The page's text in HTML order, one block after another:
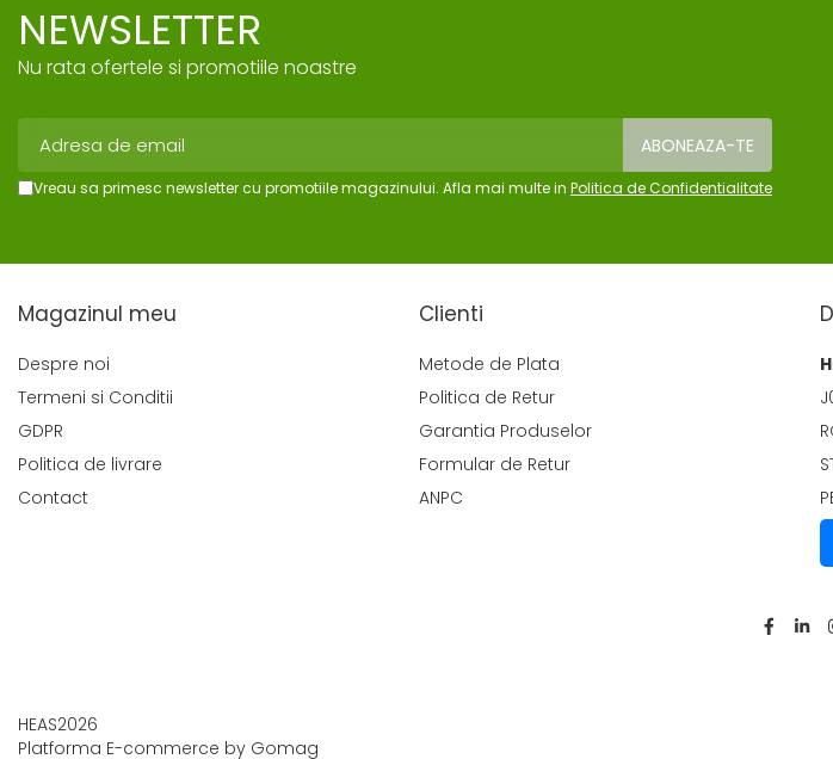
NEWSLETTER
Nu rata ofertele si promotiile noastre
Vreau sa primesc newsletter cu promotiile magazinului. Afla mai multe in Politica de Confidentialitate
Magazinul meu
Despre noi
Termeni si Conditii
GDPR
Politica de livrare
Contact
Clienti
Metode de Plata
Politica de Retur
Garantia Produselor
Formular de Retur
ANPC
HEAS2026
Platforma E-commerce by Gomag